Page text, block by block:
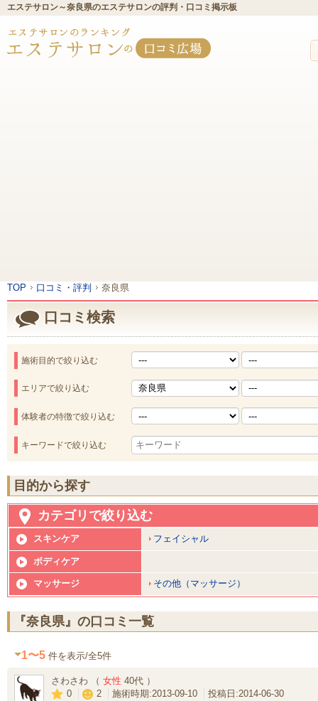
エステサロン～奈良県のエステサロンの評判・口コミ掲示板
TOP 口コミ・評判 奈良県
口コミ検索
施術目的で絞り込む
エリアで絞り込む
体験者の特徴で絞り込む
キーワードで絞り込む
目的から探す
カテゴリで絞り込む
スキンケア フェイシャル
ボディケア
マッサージ その他（マッサージ）
『奈良県』の口コミ一覧
1〜5 件を表示/全5件
さわさわ （ 女性 40代 ）
0
2 施術時期:2013-09-10 投稿日:2014-06-30